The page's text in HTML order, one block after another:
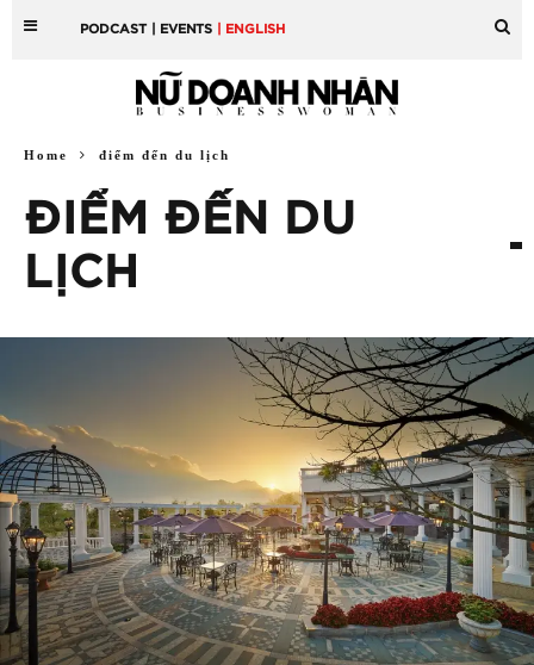
PODCAST | EVENTS | ENGLISH
Home điểm đến du lịch
ĐIỂM ĐẾN DU
LỊCH